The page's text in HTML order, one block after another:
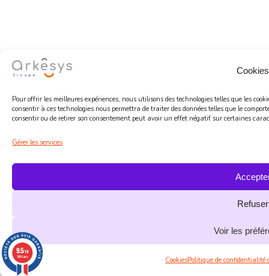
Cookies
Pour offrir les meilleures expériences, nous utilisons des technologies telles que les
consentir à ces technologies nous permettra de traiter des données telles que le
consentir ou de retirer son consentement peut avoir un effet négatif sur certaines
Gérer les services
Refuser
Voir les
CookiesPolitique de confidentialité
9.5/10
1484 avis